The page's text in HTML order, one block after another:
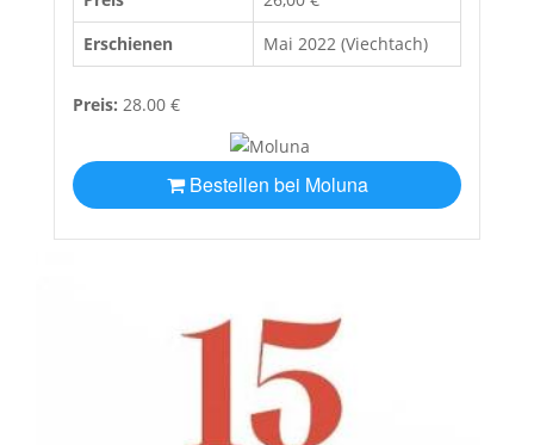
Erschienen
Mai 2022 (Viechtach)
Preis: 28.00 €
Bestellen bei Moluna